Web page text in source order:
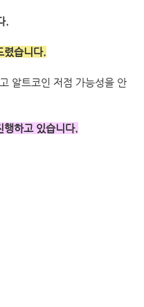
.
렸습니다.
알트코인 저점 가능성을 안
하고 있습니다.